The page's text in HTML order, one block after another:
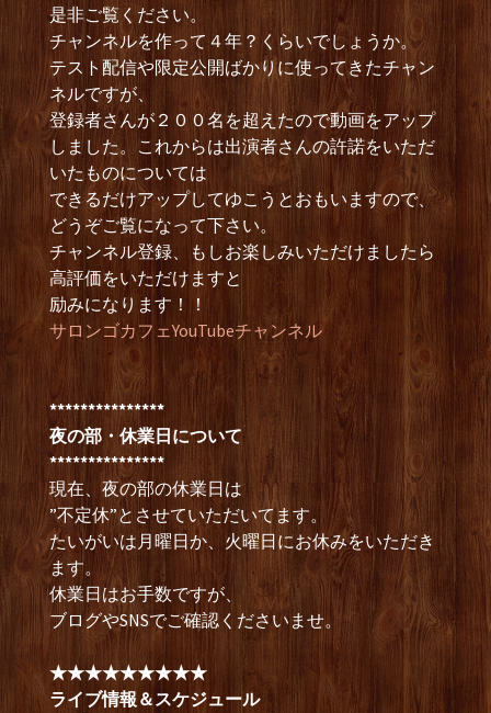
是非ご覧ください。
チャンネルを作って４年？くらいでしょうか。
テスト配信や限定公開ばかりに使ってきたチャン
ネルですが、
登録者さんが２００名を超えたので動画をアップ
しました。これからは出演者さんの許諾をいただ
いたものについては
できるだけアップしてゆこうとおもいますので、
どうぞご覧になって下さい。
チャンネル登録、もしお楽しみいただけましたら
高評価をいただけますと
励みになります！！
サロンゴカフェYouTubeチャンネル
***************
夜の部・休業日について
***************
現在、夜の部の休業日は
”不定休”とさせていただいてます。
たいがいは月曜日か、火曜日にお休みをいただき
ます。
休業日はお手数ですが、
ブログやSNSでご確認くださいませ。
★★★★★★★★★
ライブ情報＆スケジュール